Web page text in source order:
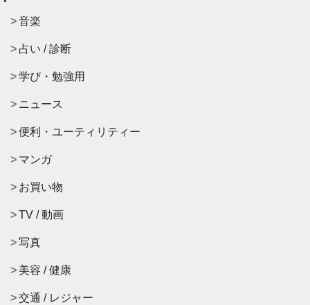
音楽
占い / 診断
学び・勉強用
ニュース
便利・ユーティリティー
マンガ
お買い物
TV / 動画
写真
美容 / 健康
交通 / レジャー